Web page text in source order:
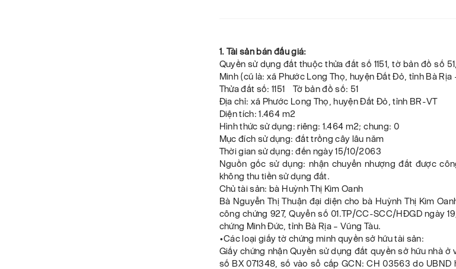
1. Tài sản bán đấu giá:
Quyền sử dụng đất thuộc thửa đất số 1151, tờ bản đồ số
Minh (cũ là: xã Phước Long Thọ, huyện Đất Đỏ, tỉnh Bà Rịa
Thửa đất số: 1151 Tờ bản đồ số: 51
Địa chỉ: xã Phước Long Thọ, huyện Đất Đỏ, tỉnh BR-VT
Diện tích: 1.464 m2
Hình thức sử dụng: riêng: 1.464 m2; chung: 0
Mục đích sử dụng: đất trồng cây lâu năm
Thời gian sử dụng: đến ngày 15/10/2063
Nguồn gốc sử dụng: nhận chuyển nhượng đất được
không thu tiền sử dụng đất.
Chủ tài sản: bà Huỳnh Thị Kim Oanh
Bà Nguyễn Thị Thuận đại diện cho bà Huỳnh Thị Kim
công chứng 927, Quyển số 01.TP/CC-SCC/HĐGD ngày
chứng Minh Đức, tỉnh Bà Rịa – Vũng Tàu.
•Các loại giấy tờ chứng minh quyền sở hữu tài sản:
Giấy chứng nhận Quyền sử dụng đất quyền sở hữu nhà ở
số BX 071348, số vào sổ cấp GCN: CH 03563 do